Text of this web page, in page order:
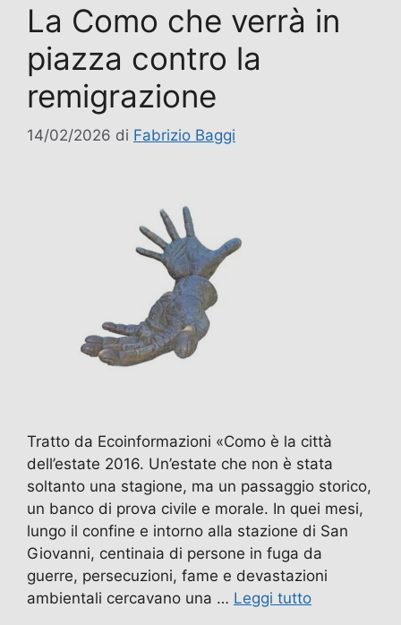
La Como che verrà in
piazza contro la
remigrazione
14/02/2026 di Fabrizio Baggi
Tratto da Ecoinformazioni «Como è la città
dell’estate 2016. Un’estate che non è stata
soltanto una stagione, ma un passaggio storico,
un banco di prova civile e morale. In quei mesi,
lungo il confine e intorno alla stazione di San
Giovanni, centinaia di persone in fuga da
guerre, persecuzioni, fame e devastazioni
ambientali cercavano una … Leggi tutto